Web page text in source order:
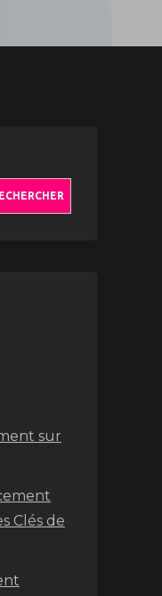
sur
Clés de